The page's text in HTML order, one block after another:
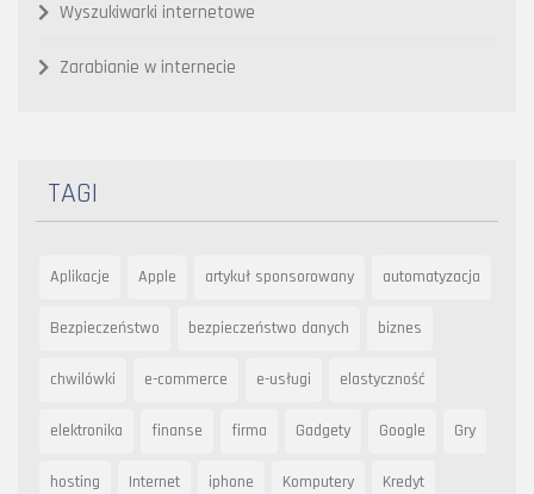
Wyszukiwarki internetowe
Zarabianie w internecie
TAGI
Aplikacje Apple artykuł sponsorowany automatyzacja
Bezpieczeństwo bezpieczeństwo danych biznes
chwilówki e-commerce e-usługi elastyczność
elektronika finanse firma Gadgety Google Gry
hosting Internet iphone Komputery Kredyt